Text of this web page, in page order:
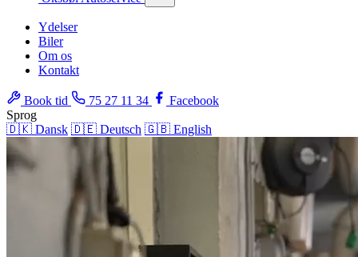
Ydelser
Biler
Om os
Kontakt
Book tid 75 27 11 34
Facebook
Sprog
🇩🇰 Dansk 🇩🇪 Deutsch 🇬🇧 English